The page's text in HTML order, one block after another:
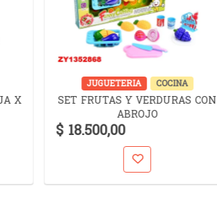
X
JUGUETERIA COCINA
SET FRUTAS Y VERDURAS CON
ABROJO
$ 18.500,00